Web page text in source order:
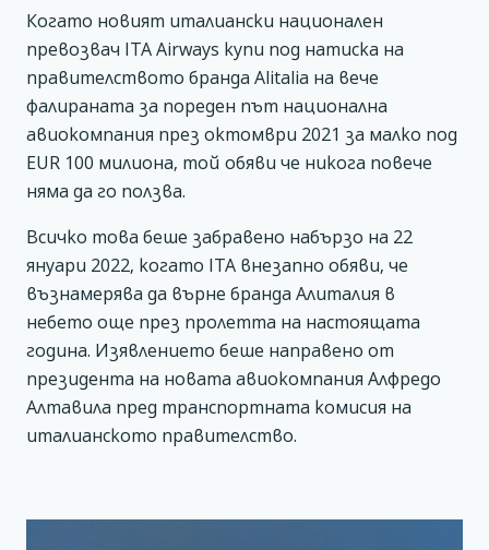
Когато новият италиански национален
превозвач ITA Airways купи под натиска на
правителството бранда Alitalia на вече
фалираната за пореден път национална
авиокомпания през октомври 2021 за малко под
EUR 100 милиона, той обяви че никога повече
няма да го ползва.
Всичко това беше забравено набързо на 22
януари 2022, когато ITA внезапно обяви, че
възнамерява да върне бранда Алиталия в
небето още през пролетта на настоящата
година. Изявлението беше направено от
президента на новата авиокомпания Алфредо
Алтавила пред транспортната комисия на
италианското правителство.